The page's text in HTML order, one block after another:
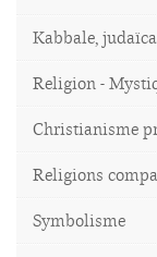
Kabbale, judaïca
Religion -
Christianisme
Religions
Symbolisme